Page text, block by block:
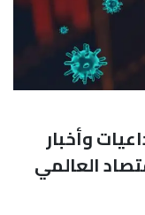
وأخبار
العالمي